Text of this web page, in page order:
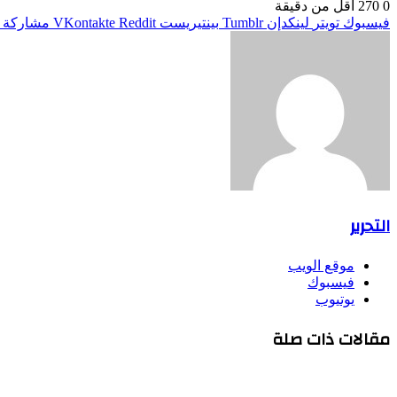
0
أقل من دقيقة
فيسبوك تويتر لينكدإن بينتيريست مشاركة
التحرير
موقع الويب
فيسبوك
يوتيوب
مقالات ذات صلة